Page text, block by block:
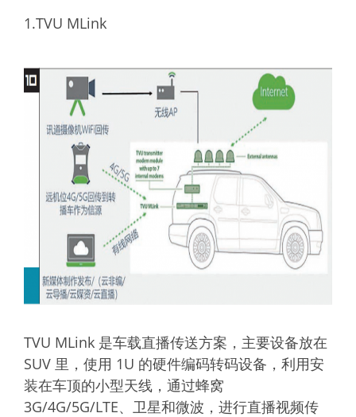
1.TVU MLink
TVU MLink 是车载直播传送方案，主要设备放在
SUV 里，使用 1U 的硬件编码转码设备，利用安
装在车顶的小型天线，通过蜂窝
3G/4G/5G/LTE、卫星和微波，进行直播视频传